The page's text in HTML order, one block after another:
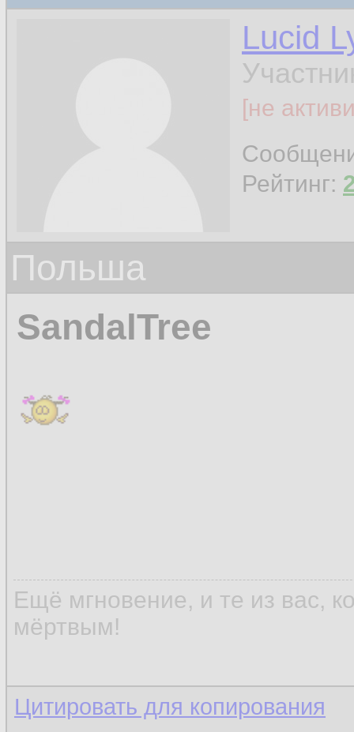
Lucid
[не
Рейтинг:
Польша
SandalTree
Ещё мгновение, и те из вас,
мёртвым!
Цитировать для копирования